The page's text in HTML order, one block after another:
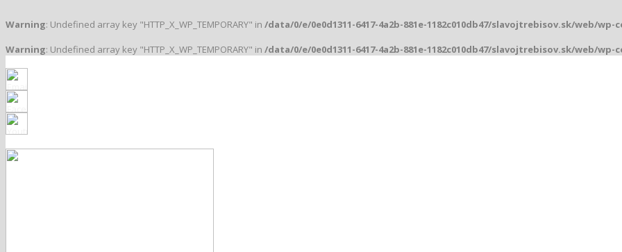
Warning: Undefined array key "HTTP_X_WP_TEMPORARY" in /data/0/e/0e0d1311-6417-4a2b-881e-1182c010db47/slavojtrebisov.sk/web/
Warning: Undefined array key "HTTP_X_WP_TEMPORARY" in /data/0/e/0e0d1311-6417-4a2b-881e-1182c010db47/slavojtrebisov.sk/web/